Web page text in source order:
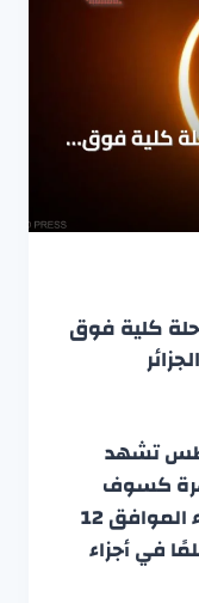
كلية فوق
في 12 أغسطس تشهد
كسوف
الشمس في مساء يوم الأربعاء الموافق 12
في أجزاء